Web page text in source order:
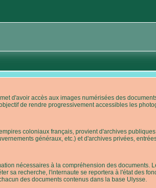
d'avoir accès aux images numérisées des
de rendre progressivement accessibles les
coloniaux français, provient d'archives
généraux, etc.) et d'archives privées,
nécessaires à la compréhension des documents.
sa recherche, l'internaute se reportera à l'état des
des documents contenus dans la base Ulysse.